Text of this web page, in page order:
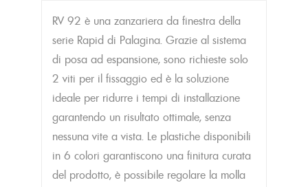
RV 92 è una zanzariera da finestra della
serie Rapid di Palagina. Grazie al sistema
di posa ad espansione, sono richieste solo
2 viti per il fissaggio ed è la soluzione
ideale per ridurre i tempi di installazione
garantendo un risultato ottimale, senza
nessuna vite a vista. Le plastiche disponibili
in 6 colori garantiscono una finitura curata
del prodotto, è possibile regolare la molla